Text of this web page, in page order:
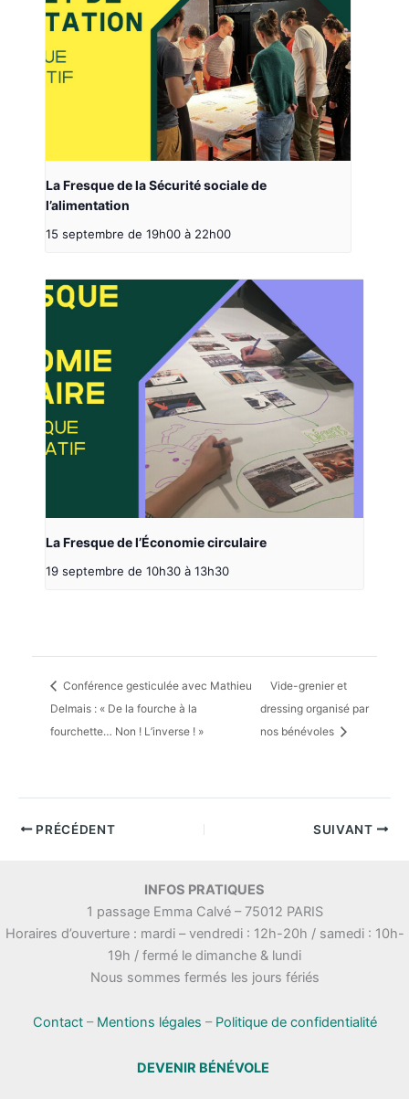
La Fresque de la Sécurité sociale de
l’alimentation
15 septembre de 19h00 à 22h00
La Fresque de l’Économie circulaire
19 septembre de 10h30 à 13h30
Conférence gesticulée avec Mathieu
Delmais : « De la fourche à la
fourchette… Non ! L’inverse ! »
Vide-grenier et
dressing organisé par
nos bénévoles
PRÉCÉDENT SUIVANT
INFOS PRATIQUES
1 passage Emma Calvé – 75012 PARIS
Horaires d’ouverture : mardi – vendredi : 12h-20h / samedi : 10h-
19h / fermé le dimanche & lundi
Nous sommes fermés les jours fériés
Contact– Mentions légales – Politique de confidentialité
DEVENIR BÉNÉVOLE